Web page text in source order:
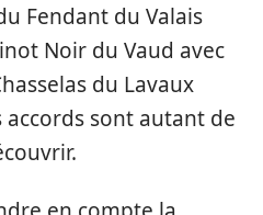
Fendant du Valais
Noir du Vaud avec
du Lavaux
accords sont autant de